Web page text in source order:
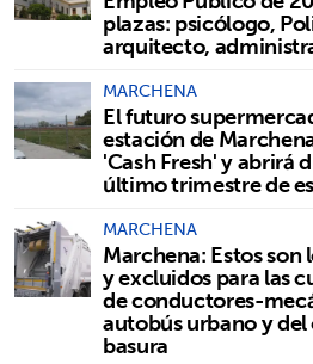
plazas: psicólogo,
arquitecto,
MARCHENA
El futuro
estación de
'Cash Fresh' y abrirá
último trimestre de
MARCHENA
Marchena: Estos
y excluidos para las
de conductores-
autobús urbano y
basura